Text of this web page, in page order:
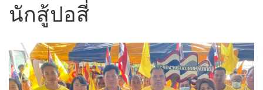
นักสู้ปอสี่